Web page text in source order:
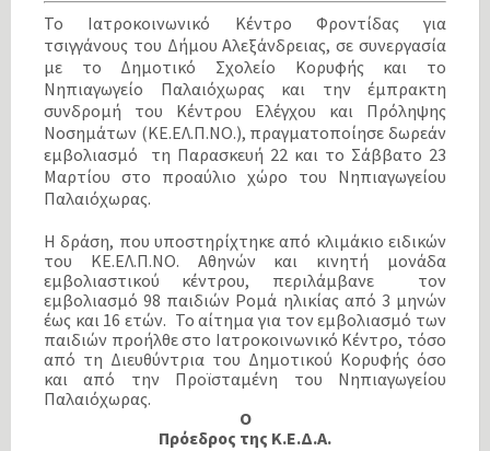
Το Ιατροκοινωνικό Κέντρο Φροντίδας για
τσιγγάνους του Δήμου Αλεξάνδρειας, σε συνεργασία
με το Δημοτικό Σχολείο Κορυφής και το
Νηπιαγωγείο Παλαιόχωρας και την έμπρακτη
συνδρομή του Κέντρου Ελέγχου και Πρόληψης
Νοσημάτων (ΚΕ.ΕΛ.Π.ΝΟ.), πραγματοποίησε δωρεάν
εμβολιασμό τη Παρασκευή 22 και το Σάββατο 23
Μαρτίου στο προαύλιο χώρο του Νηπιαγωγείου
Παλαιόχωρας.
Η δράση, που υποστηρίχτηκε από κλιμάκιο ειδικών
του ΚΕ.ΕΛ.Π.ΝΟ. Αθηνών και κινητή μονάδα
εμβολιαστικού κέντρου, περιλάμβανε τον
εμβολιασμό 98 παιδιών Ρομά ηλικίας από 3 μηνών
έως και 16 ετών. Το αίτημα για τον εμβολιασμό των
παιδιών προήλθε στο Ιατροκοινωνικό Κέντρο, τόσο
από τη Διευθύντρια του Δημοτικού Κορυφής όσο
και από την Προϊσταμένη του Νηπιαγωγείου
Παλαιόχωρας.
Ο
Πρόεδρος της Κ.Ε.Δ.Α.